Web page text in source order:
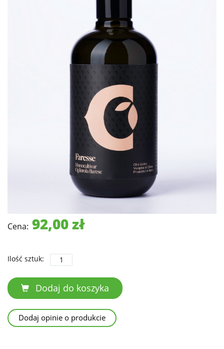
Cena: 92,00 zł
Ilość sztuk:
Dodaj do koszyka
Dodaj opinie o produkcie